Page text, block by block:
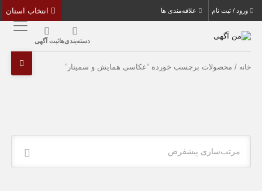
ورود / ثبت نام علاقه‌مندی ها
دسته‌بندی‌هاثبت آگهی
خانه / محصولات برچسب خورده “عکاسی همایش و سمینار”
مرتب‌سازی پیشفرض